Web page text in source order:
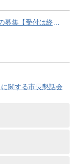
は終了しました。】
関する市長懇話会